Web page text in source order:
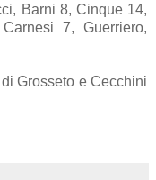
Barni 8, Cinque 14,
7, Guerriero,
Grosseto e Cecchini